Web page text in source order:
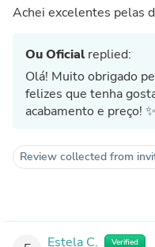
Achei excelentes pelas
Ou Oficialreplied:
Olá! Muito obrigado
felizes que tenha
acabamento e preço! ✨
Review collected from
Estela C. Verified